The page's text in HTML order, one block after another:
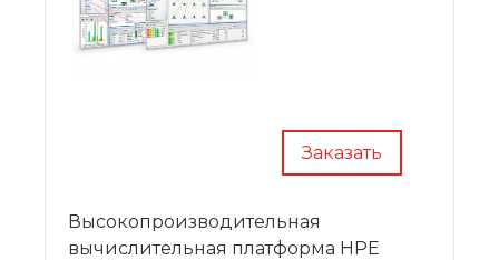
Заказать
Высокопроизводительная
вычислительная платформа HPE